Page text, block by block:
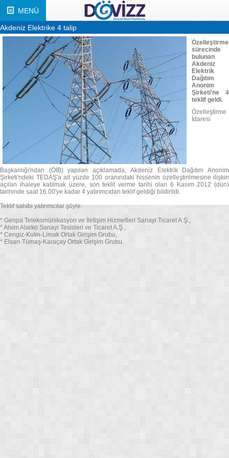
MENÜ
Akdeniz Elektrike 4 talip
Özelleştirme
sürecinde
bulunan
Akdeniz
Elektrik
Dağıtım
Anonim
Şirketi'ne 4
teklif geldi.
Özelleştirme
İdaresi
Başkanlığı'ndan (ÖİB) yapılan açıklamada, Akdeniz Elektrik Dağıtım Anonim
Şirketi'ndeki TEDAŞ'a ait yüzde 100 oranındaki hissenin özelleştirilmesine ilişkin
açılan ihaleye katılmak üzere, son teklif verme tarihi olan 6 Kasım 2012 (dün)
tarihinde saat 16.00'ye kadar 4 yatırımcıdan teklif geldiği bildirildi.
Teklif sahibi yatırımcılar şöyle:
* Genpa Telekomünikasyon ve İletişim Hizmetleri Sanayi Ticaret A.Ş.,
* Alsim Alarko Sanayi Tesisleri ve Ticaret A.Ş.,
* Cengiz-Kolin-Limak Ortak Girişim Grubu,
* Elsan-Tümaş-Karaçay Ortak Girişim Grubu.